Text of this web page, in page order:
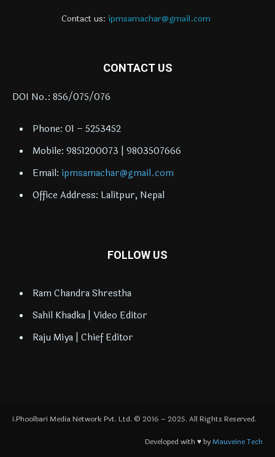
Contact us: ipmsamachar@gmail.com
CONTACT US
DOI No.: 856/075/076
Phone: 01 – 5253452
Mobile: 9851200073 | 9803507666
Email: ipmsamachar@gmail.com
Office Address: Lalitpur, Nepal
FOLLOW US
Ram Chandra Shrestha
Sahil Khadka | Video Editor
Raju Miya | Chief Editor
i.Phoolbari Media Network Pvt. Ltd. © 2016 – 2025. All Rights Reserved.
Developed with ♥ byMauveine Tech